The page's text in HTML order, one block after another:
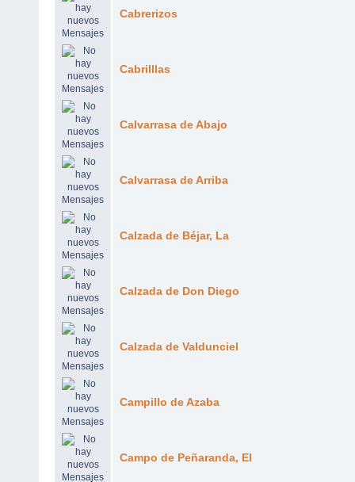
Cabrerizos
Cabrilllas
Calvarrasa de Abajo
Calvarrasa de Arriba
Calzada de Béjar, La
Calzada de Don Diego
Calzada de Valdunciel
Campillo de Azaba
Campo de Peñaranda, El